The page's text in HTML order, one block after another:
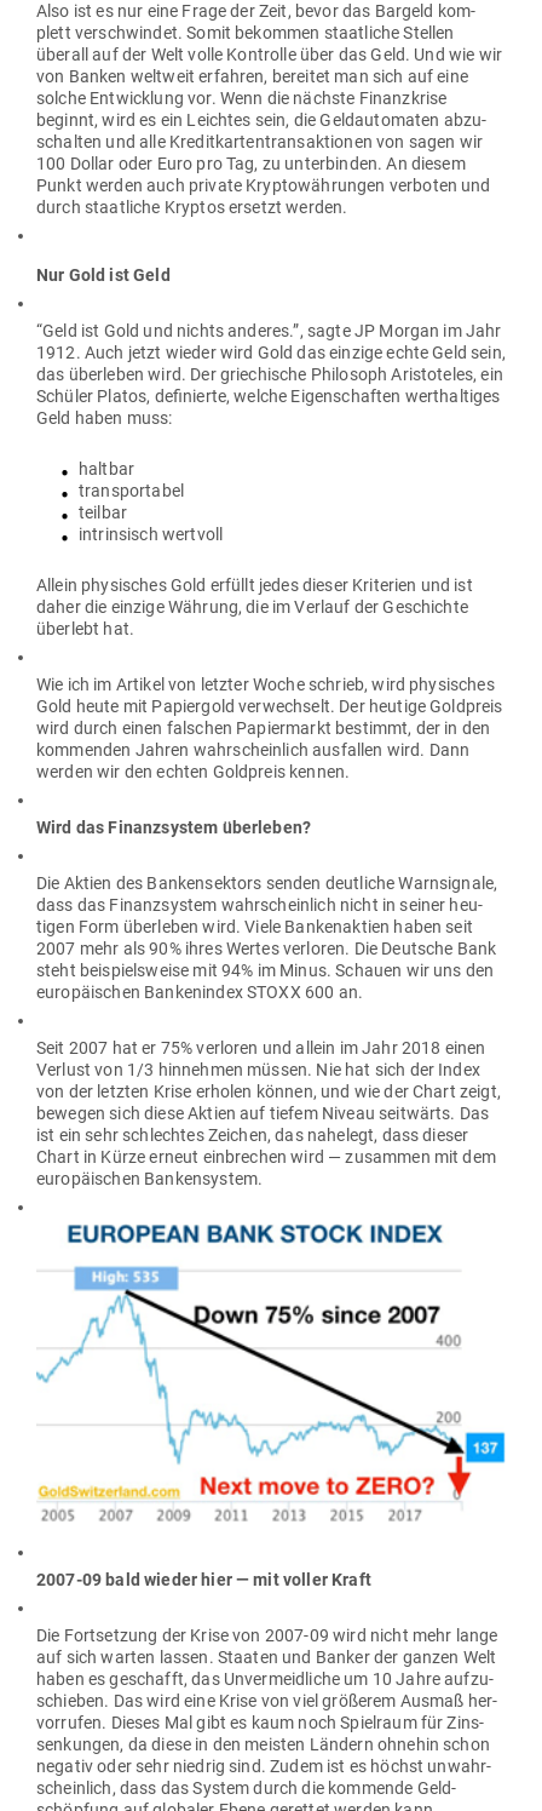
Also ist es nur eine Frage der Zeit, bevor das Bargeld kom­
plett ver­schwindet. Somit bekommen staat­liche Stellen
überall auf der Welt volle Kon­trolle über das Geld. Und wie wir
von Banken weltweit erfahren, bereitet man sich auf eine
solche Ent­wicklung vor. Wenn die nächste Finanz­krise
beginnt, wird es ein Leichtes sein, die Geld­au­to­maten abzu­
schalten und alle Kre­dit­kar­ten­trans­ak­tionen von sagen wir
100 Dollar oder Euro pro Tag, zu unter­binden. An diesem
Punkt werden auch private Kryp­to­wäh­rungen ver­boten und
durch staat­liche Kryptos ersetzt werden.
Nur Gold ist Geld
“Geld ist Gold und nichts anderes.”, sagte JP Morgan im Jahr
1912. Auch jetzt wieder wird Gold das einzige echte Geld sein,
das über­leben wird. Der grie­chische Phi­losoph Aris­to­teles, ein
Schüler Platos, defi­nierte, welche Eigen­schaften wert­hal­tiges
Geld haben muss:
haltbar
trans­por­tabel
teilbar
intrin­sisch wertvoll
Allein phy­si­sches Gold erfüllt jedes dieser Kri­terien und ist
daher die einzige Währung, die im Verlauf der Geschichte
überlebt hat.
Wie ich im Artikel von letzter Woche schrieb, wird phy­si­sches
Gold heute mit Papiergold ver­wechselt. Der heutige Gold­preis
wird durch einen fal­schen Papier­markt bestimmt, der in den
kom­menden Jahren wahr­scheinlich aus­fallen wird. Dann
werden wir den echten Gold­preis kennen.
Wird das Finanz­system überleben?
Die Aktien des Ban­ken­sektors senden deut­liche Warn­si­gnale,
dass das Finanz­system wahr­scheinlich nicht in seiner heu­
tigen Form über­leben wird. Viele Ban­ken­aktien haben seit
2007 mehr als 90% ihres Wertes ver­loren. Die Deutsche Bank
steht bei­spiels­weise mit 94% im Minus. Schauen wir uns den
euro­päi­schen Ban­ken­index STOXX 600 an.
Seit 2007 hat er 75% ver­loren und allein im Jahr 2018 einen
Verlust von 1/3 hin­nehmen müssen. Nie hat sich der Index
von der letzten Krise erholen können, und wie der Chart zeigt,
bewegen sich diese Aktien auf tiefem Niveau seit­wärts. Das
ist ein sehr schlechtes Zeichen, das nahelegt, dass dieser
Chart in Kürze erneut ein­brechen wird — zusammen mit dem
euro­päi­schen Bankensystem.
2007-09 bald wieder hier — mit voller Kraft
Die Fort­setzung der Krise von 2007-09 wird nicht mehr lange
auf sich warten lassen. Staaten und Banker der ganzen Welt
haben es geschafft, das Unver­meid­liche um 10 Jahre auf­zu­
schieben. Das wird eine Krise von viel grö­ßerem Ausmaß her­
vor­rufen. Dieses Mal gibt es kaum noch Spielraum für Zins­
sen­kungen, da diese in den meisten Ländern ohnehin schon
negativ oder sehr niedrig sind. Zudem ist es höchst unwahr­
scheinlich, dass das System durch die kom­mende Geld­